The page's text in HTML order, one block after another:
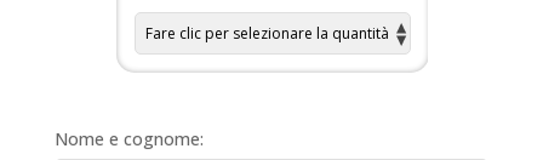
Nome e cognome: